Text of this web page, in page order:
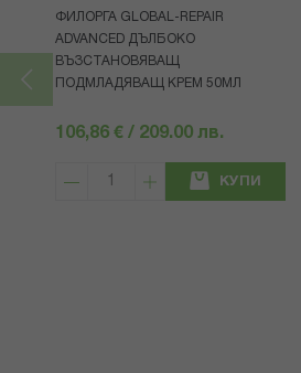
ФИЛОРГА GLOBAL-REPAIR
ADVANCED ДЪЛБОКО
ВЪЗСТАНОВЯВАЩ
ПОДМЛАДЯВАЩ КРЕМ 50МЛ
106,86 € / 209.00 лв.
КУПИ